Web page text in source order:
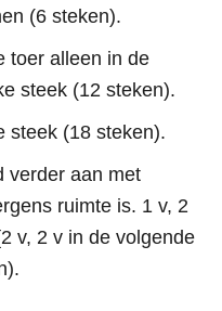
(6 steken).
toer alleen in de
steek (12 steken).
steek (18 steken).
verder aan met
ruimte is. 1 v, 2
v, 2 v in de volgende